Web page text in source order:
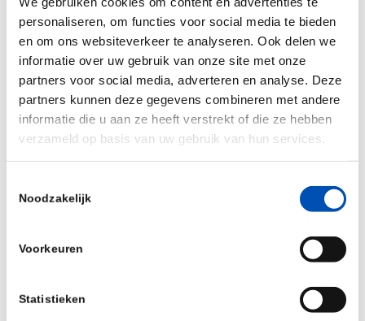
personaliseren, om functies voor social media te bieden
en om ons websiteverkeer te analyseren. Ook delen we
informatie over uw gebruik van onze site met onze
partners voor social media, adverteren en analyse. Deze
partners kunnen deze gegevens combineren met andere
informatie die u aan ze heeft verstrekt of die ze hebben
verzameld op basis van uw gebruik van hun services.
Noodzakelijk
Voorkeuren
Statistieken
applicable EU regulatory framework and about
national practices, including the UK, from both
representatives of alt prot companies and
seasoned legal and regulatory experts in the field.
Also, it will be an opportunity to meet your peers
across the EU in an industrial Amsterdam area
currently transitioning into the trendiest food
For more information, please visit theevent
Deel dit stuk